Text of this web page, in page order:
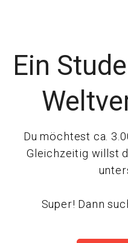
Ein
Du möchtest ca.
Gleichzeitig willst
Super! Dann